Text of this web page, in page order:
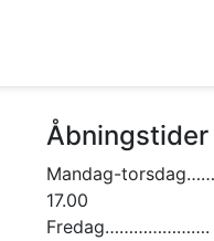
Åbningstider
Mandag-
17.00
Fredag………………….